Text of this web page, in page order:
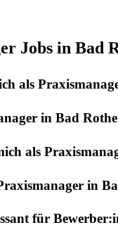
Jobs in Bad
als
in Bad
als
in
für